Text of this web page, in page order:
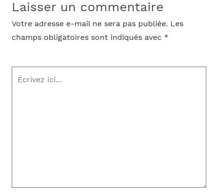
Laisser un commentaire
Votre adresse e-mail ne sera pas publiée. Les
champs obligatoires sont indiqués avec *
Écrivez